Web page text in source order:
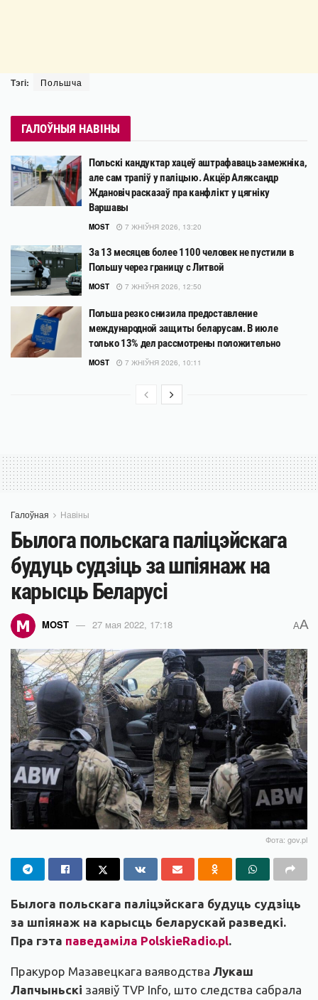
Тэгі: Польшча
ГАЛОЎНЫЯ НАВІНЫ
Польскі кандуктар хацеў аштрафаваць замежніка,
але сам трапіў у паліцыю. Акцёр Аляксандр
Ждановіч расказаў пра канфлікт у цягніку
Варшавы
MOST 7 ЖНІЎНЯ 2026, 13:20
За 13 месяцев более 1100 человек не пустили в
Польшу через границу с Литвой
MOST 7 ЖНІЎНЯ 2026, 12:50
Польша резко снизила предоставление
международной защиты беларусам. В июле
только 13% дел рассмотрены положительно
MOST 7 ЖНІЎНЯ 2026, 10:11
Галоўная Навіны
Былога польскага паліцэйскага
будуць судзіць за шпіянаж на
карысць Беларусі
MOST 27 мая 2022, 17:18 AA
Фота: gov.pl
Былога польскага паліцэйскага будуць судзіць
за шпіянаж на карысць беларускай разведкі.
Пра гэта паведаміла PolskieRadio.pl.
Пракурор Мазавецкага ваяводства Лукаш
Лапчыньскі заявіў TVP Info, што следства сабрала